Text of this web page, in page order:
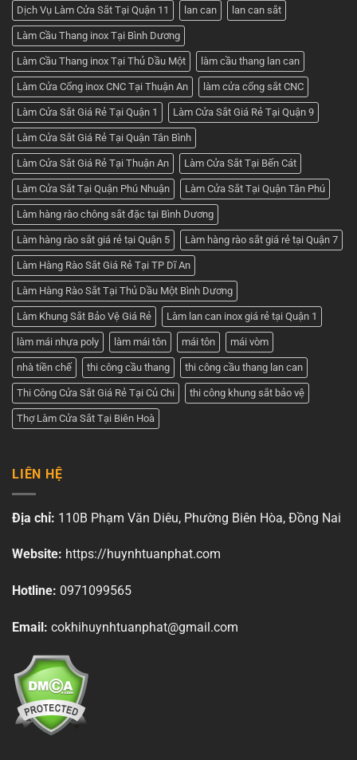
Dịch Vụ Làm Cửa Sắt Tại Quận 11 lan can lan can sắt
Làm Cầu Thang inox Tại Bình Dương
Làm Cầu Thang inox Tại Thủ Dầu Một làm cầu thang lan can
Làm Cửa Cổng inox CNC Tại Thuận An làm cửa cổng sắt CNC
Làm Cửa Sắt Giá Rẻ Tại Quận 1 Làm Cửa Sắt Giá Rẻ Tại Quận 9
Làm Cửa Sắt Giá Rẻ Tại Quận Tân Bình
Làm Cửa Sắt Giá Rẻ Tại Thuận An Làm Cửa Sắt Tại Bến Cát
Làm Cửa Sắt Tại Quận Phú Nhuận Làm Cửa Sắt Tại Quận Tân Phú
Làm hàng rào chông sắt đặc tại Bình Dương
Làm hàng rào sắt giá rẻ tại Quận 5 Làm hàng rào sắt giá rẻ tại Quận 7
Làm Hàng Rào Sắt Giá Rẻ Tại TP Dĩ An
Làm Hàng Rào Sắt Tại Thủ Dầu Một Bình Dương
Làm Khung Sắt Bảo Vệ Giá Rẻ Làm lan can inox giá rẻ tại Quận 1
làm mái nhựa poly làm mái tôn mái tôn mái vòm
nhà tiền chế thi công cầu thang thi công cầu thang lan can
Thi Công Cửa Sắt Giá Rẻ Tại Củ Chi thi công khung sắt bảo vệ
Thợ Làm Cửa Sắt Tại Biên Hoà
LIÊN HỆ
Địa chỉ: 110B Phạm Văn Diêu, Phường Biên Hòa, Đồng Nai
Website: https://huynhtuanphat.com
Hotline: 0971099565
Email: cokhihuynhtuanphat@gmail.com